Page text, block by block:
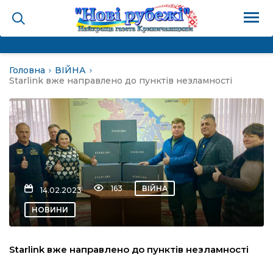
громада
Головна
ВІЙНА
Starlink вже направлено до пунктів незламності
14.02.2023 163 ВІЙНА
НОВИНИ
Starlink вже направлено до пунктів незламності